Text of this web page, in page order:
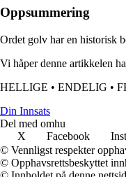
Oppsummering
Ordet golv har en historisk
Vi håper denne artikkelen
HELLIGE • ENDELIG •
Din Innsats
Del med omhu
X
Facebook
© Vennligst respekter
© Opphavsrettsbeskyttet